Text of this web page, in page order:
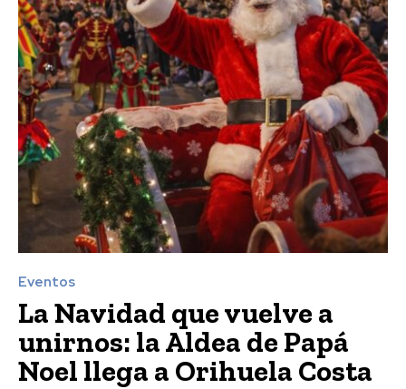
Eventos
La Navidad que vuelve a
unirnos: la Aldea de Papá
Noel llega a Orihuela Costa